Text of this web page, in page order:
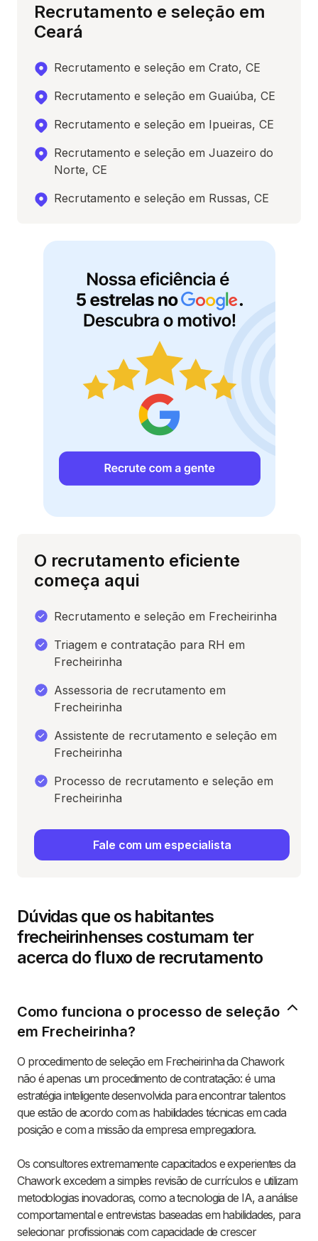
Dúvidas que os habitantes
frecheirinhenses costumam ter
acerca do fluxo de recrutamento
Como funciona o processo de seleção
em Frecheirinha?
O procedimento de seleção em Frecheirinha da Chawork
não é apenas um procedimento de contratação: é uma
estratégia inteligente desenvolvida para encontrar talentos
que estão de acordo com as habilidades técnicas em cada
posição e com a missão da empresa empregadora.
Os consultores extremamente capacitados e experientes da
Chawork excedem a simples revisão de currículos e utilizam
metodologias inovadoras, como a tecnologia de IA, a análise
comportamental e entrevistas baseadas em habilidades, para
selecionar profissionais com capacidade de crescer
Recrutamento e seleção em
Ceará
Recrutamento e seleção em Crato, CE
Recrutamento e seleção em Guaiúba, CE
Recrutamento e seleção em Ipueiras, CE
Recrutamento e seleção em Juazeiro do
Norte, CE
Recrutamento e seleção em Russas, CE
O recrutamento eficiente
começa aqui
Recrutamento e seleção em Frecheirinha
Triagem e contratação para RH em
Frecheirinha
Assessoria de recrutamento em
Frecheirinha
Assistente de recrutamento e seleção em
Frecheirinha
Processo de recrutamento e seleção em
Frecheirinha
Fale com um especialista